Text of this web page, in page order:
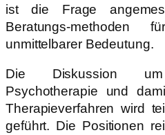
ist die Frage
Beratungs-
unmittelbarer Bedeutung.
Die Diskussion
Psychotherapie und
Therapieverfahren wird
geführt. Die Positio­nen